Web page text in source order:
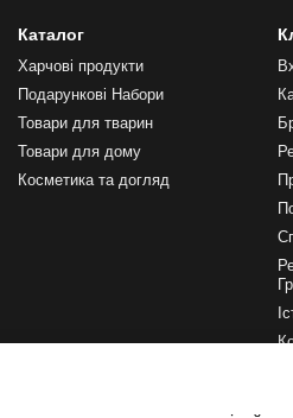
Каталог
Харчові продукти
Подарункові Набори
Товари для тварин
Товари для дому
Косметика та догляд